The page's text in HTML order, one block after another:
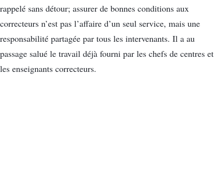
rappelé sans détour; assurer de bonnes conditions aux
correcteurs n’est pas l’affaire d’un seul service, mais une
responsabilité partagée par tous les intervenants. Il a au
passage salué le travail déjà fourni par les chefs de centres et
les enseignants correcteurs.